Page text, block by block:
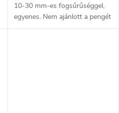
10-30 mm-es fogsűrűséggel,
egyenes. Nem ajánlott a pengét
a különböző Pocketboy,